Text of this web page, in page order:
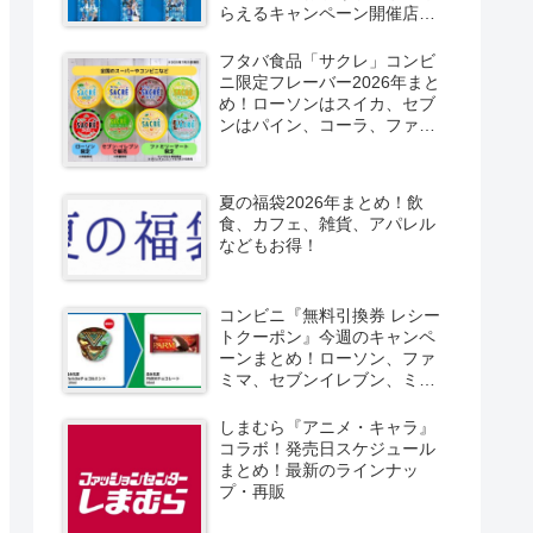
らえるキャンペーン開催店は
定で6種類！見分け方！セブ
ン、ファミマ、ローソン、デ
イリーヤマザキ、ミニストッ
プなどで！クーラーバッグ
フタバ食品「サクレ」コンビ
ニ限定フレーバー2026年まと
め！ローソンはスイカ、セブ
ンはパイン、コーラ、ファミ
夏の福袋2026年まとめ！飲
食、カフェ、雑貨、アパレル
などもお得！
コンビニ『無料引換券 レシー
トクーポン』今週のキャンペ
ーンまとめ！ローソン、ファ
ミマ、セブンイレブン、ミニ
しまむら『アニメ・キャラ』
コラボ！発売日スケジュール
まとめ！最新のラインナッ
プ・再販